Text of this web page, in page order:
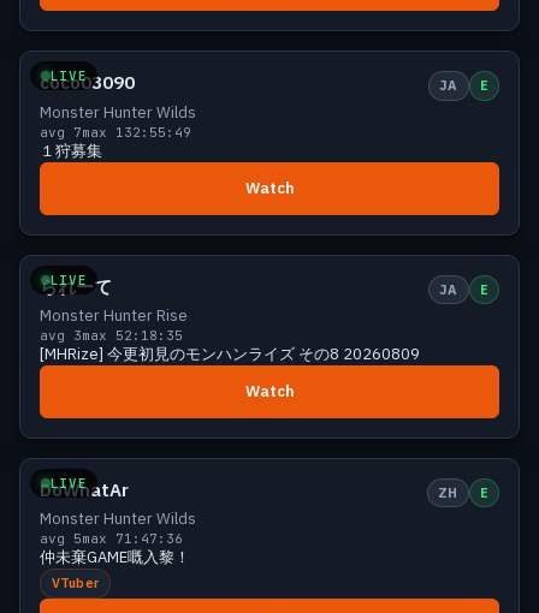
LIVE
Small 5 viewers
coco03090 JA E
Monster Hunter Wilds
avg 7max 132:55:49
１狩募集
Watch
LIVE
Small 5 viewers
られーて JA E
Monster Hunter Rise
avg 3max 52:18:35
[MHRize] 今更初見のモンハンライズ その8 20260809
Watch
LIVE
Small 5 viewers
DoWhatAr ZH E
Monster Hunter Wilds
avg 5max 71:47:36
仲未棄GAME嘅入黎！
VTuber